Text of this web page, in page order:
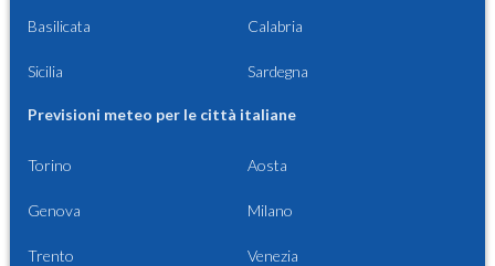
Basilicata Calabria
Sicilia Sardegna
Previsioni meteo per le città italiane
Torino Aosta
Genova Milano
Trento Venezia